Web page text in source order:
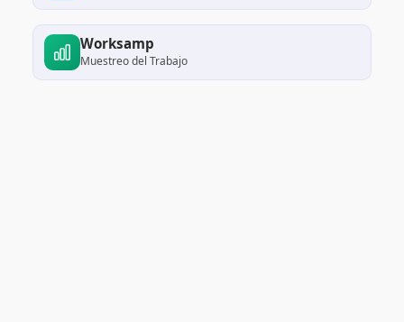
Worksamp
Muestreo del Trabajo